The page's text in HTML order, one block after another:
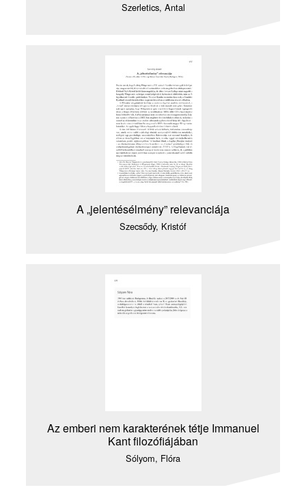
Szerletics, Antal
A „jelentésélmény” relevanciája
Szecsődy, Kristóf
Az emberi nem karakterének tétje Immanuel
Kant filozófiájában
Sólyom, Flóra